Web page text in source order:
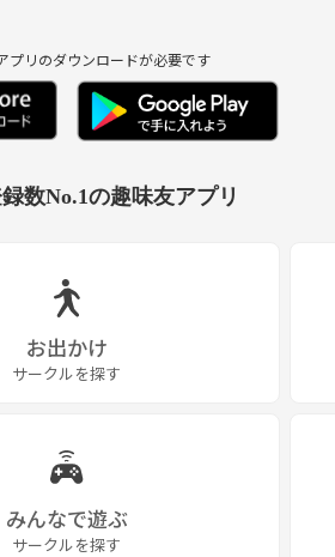
プリのダウンロードが必要です
数No.1の趣味友アプリ
お出かけ
サークルを探す
みんなで遊ぶ
サークルを探す